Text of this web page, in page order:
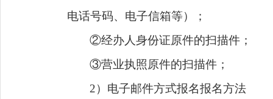
电话号码、 电子信箱等）
；
②经办人身份证原件的扫描件；
③营业执照原件的扫描件；
2）电子邮件方式报名报名方法